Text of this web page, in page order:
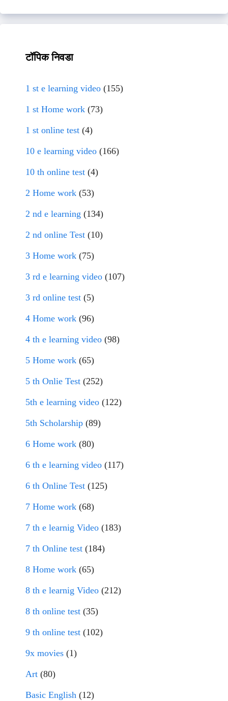
टॉपिक निवडा
1 st e learning video (155)
1 st Home work (73)
1 st online test (4)
10 e learning video (166)
10 th online test (4)
2 Home work (53)
2 nd e learning (134)
2 nd online Test (10)
3 Home work (75)
3 rd e learning video (107)
3 rd online test (5)
4 Home work (96)
4 th e learning video (98)
5 Home work (65)
5 th Onlie Test (252)
5th e learning video (122)
5th Scholarship (89)
6 Home work (80)
6 th e learning video (117)
6 th Online Test (125)
7 Home work (68)
7 th e learnig Video (183)
7 th Online test (184)
8 Home work (65)
8 th e learnig Video (212)
8 th online test (35)
9 th online test (102)
9x movies (1)
Art (80)
Basic English (12)